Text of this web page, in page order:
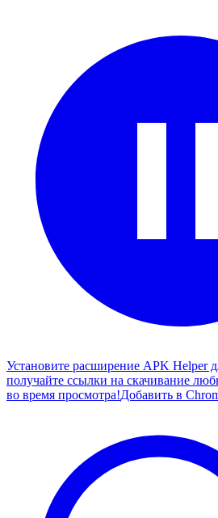
Установите расширение APK Helper
получайте ссылки на скачивание
во время просмотра!Добавить в